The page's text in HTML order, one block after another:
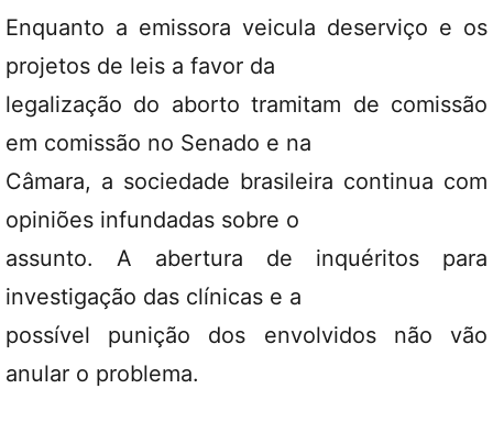
Enquanto a emissora veicula deserviço e os
projetos de leis a favor da
legalização do aborto tramitam de comissão
em comissão no Senado e na
Câmara, a sociedade brasileira continua com
opiniões infundadas sobre o
assunto. A abertura de inquéritos para
investigação das clínicas e a
possível punição dos envolvidos não vão
anular o problema.